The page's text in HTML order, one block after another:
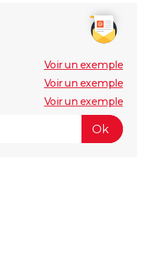
Voir un exemple
Voir un exemple
Voir un exemple